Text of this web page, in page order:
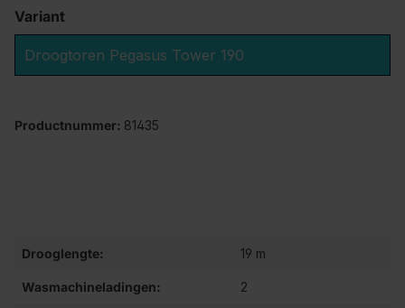
Variant
Droogtoren Pegasus Tower 190
Productnummer: 81435
Drooglengte: 19 m
Wasmachineladingen: 2